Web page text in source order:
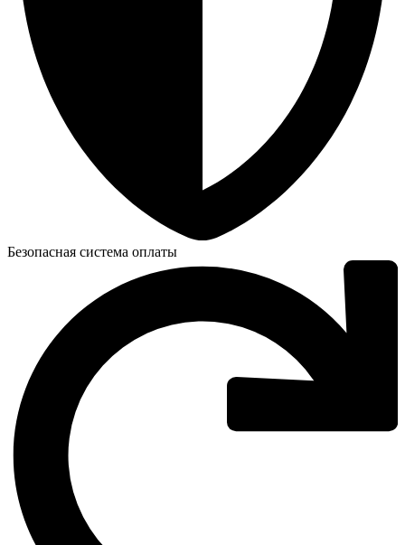
Безопасная система оплаты